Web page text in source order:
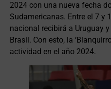
2024 con una nueva fecha
Sudamericanas. Entre el 7 y
nacional recibirá a Uruguay
Brasil. Con esto, la
actividad en el año 2024.